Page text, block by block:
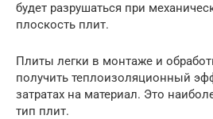
будет разрушаться при
плоскость плит.
Плиты легки в монтаже и
получить теплоизоляционный
затратах на материал. Это
тип плит.